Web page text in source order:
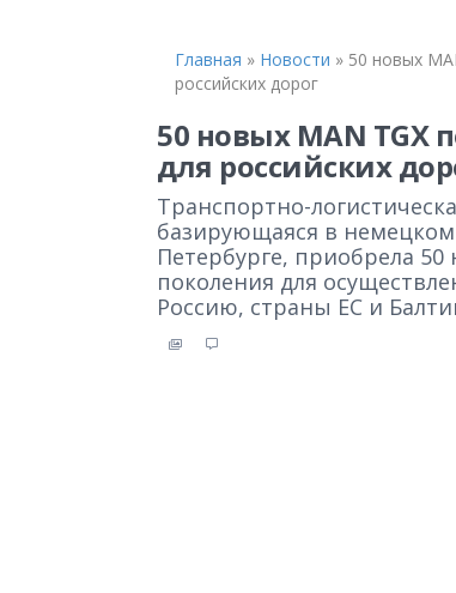
Главная » Новости » 50 новых
российских дорог
50 новых MAN TGX
для российских
Транспортно-
базирующаяся в
Петербурге, приобрела
поколения для
Россию, страны ЕС и